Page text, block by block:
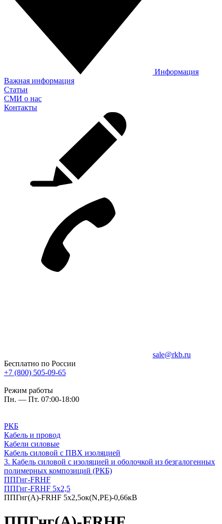
Информация
Важная информация
Статьи
СМИ о нас
Контакты
sale@rkb.ru
Бесплатно по России
+7 (800) 505-09-65
Режим работы
Пн. — Пт. 07:00-18:00
РКБ
Кабель и провод
Кабели силовые
Кабель силовой с ПВХ изоляцией
3. Кабель силовой с изоляцией и оболочкой из безгалогенных
полимерных композиций (РКБ)
ППГнг-FRHF
ППГнг-FRHF 5х2,5
ППГнг(А)-FRHF 5х2,5ок(N,PE)-0,66кВ